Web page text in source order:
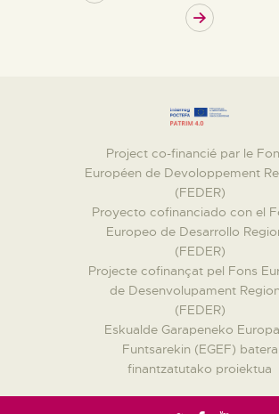
Project co-financié par le
Européen de Devoloppement
(FEDER)
Proyecto cofinanciado con el
Europeo de Desarrollo
(FEDER)
Projecte cofinançat pel Fons
de Desenvolupament
(FEDER)
Eskualde Garapeneko
Funtsarekin (EGEF) batera
finantzatutako proiektua